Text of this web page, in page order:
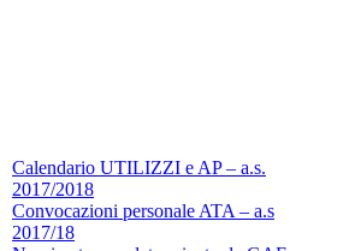
Calendario UTILIZZI e AP – a.s.
2017/2018
Convocazioni personale ATA – a.s
2017/18